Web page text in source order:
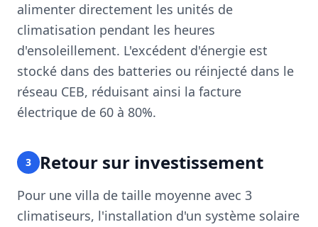
alimenter directement les unités de
climatisation pendant les heures
d'ensoleillement. L'excédent d'énergie est
stocké dans des batteries ou réinjecté dans le
réseau CEB, réduisant ainsi la facture
électrique de 60 à 80%.
3 Retour sur investissement
Pour une villa de taille moyenne avec 3
climatiseurs, l'installation d'un système solaire